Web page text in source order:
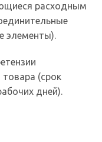
расходным
элементы).
товара (срок
дней).